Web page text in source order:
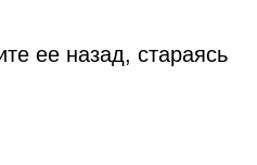
ее назад, стараясь